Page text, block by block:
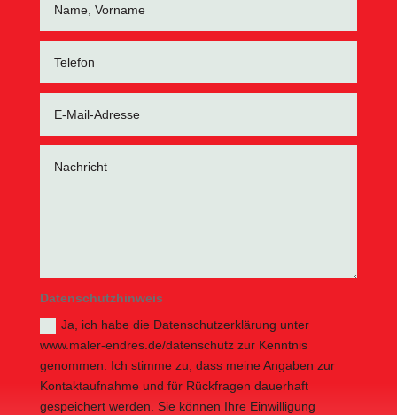
Datenschutzhinweis
Ja, ich habe die Datenschutzerklärung unter
www.maler-endres.de/datenschutz zur Kenntnis
genommen. Ich stimme zu, dass meine Angaben zur
Kontaktaufnahme und für Rückfragen dauerhaft
gespeichert werden. Sie können Ihre Einwilligung